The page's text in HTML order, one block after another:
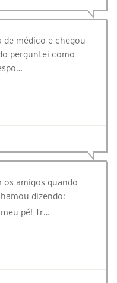
médico e chegou
perguntei como
amigos quando
dizendo:
pé! Tr…